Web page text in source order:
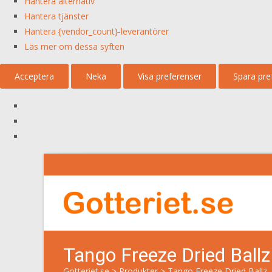
Hantera tjänster
Hantera {vendor_count}-leverantörer
Läs mer om dessa syften
Acceptera Neka Visa preferenser Spara
Tango Freeze Dried